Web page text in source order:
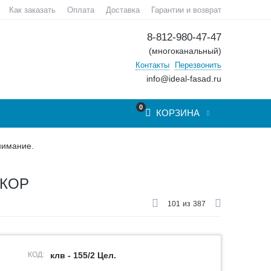
Как заказать Оплата Доставка Гарантии и возврат
8-812-980-47-47
(многоканальный)
Контакты Перезвонить
info@ideal-fasad.ru
0
КОРЗИНА
101 из 387
КОД: клв - 155/2 Цел.